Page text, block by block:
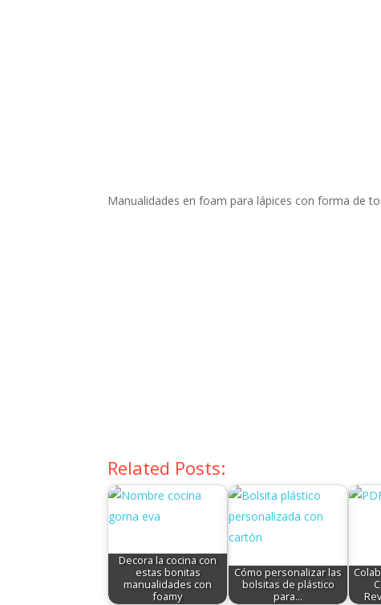
Manualidades en foam para lápices con forma de
Related Posts:
Decora la cocina con
estas bonitas
manualidades con
foamy
Cómo personalizar las
bolsitas de plástico
para…